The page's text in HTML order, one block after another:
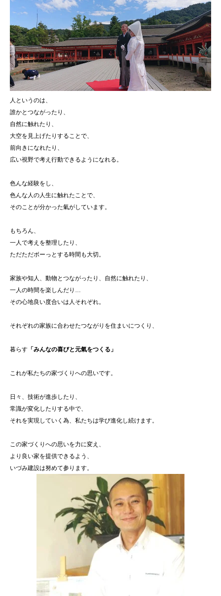
人というのは、
誰かとつながったり、
自然に触れたり、
大空を見上げたりすることで、
前向きになれたり、
広い視野で考え行動できるようになれる。
色んな経験をし、
色んな人の人生に触れたことで、
そのことが分かった氣がしています。
もちろん、
一人で考えを整理したり、
ただただボーっとする時間も大切。
家族や知人、動物とつながったり、自然に触れたり、
一人の時間を楽しんだり…
その心地良い度合いは人それぞれ。
それぞれの家族に合わせたつながりを住まいにつくり、
暮らす 「みんなの喜びと元氣をつくる」
これが私たちの家づくりへの思いです。
日々、技術が進歩したり、
常識が変化したりする中で、
それを実現していく為、私たちは学び進化し続けます。
この家づくりへの思いを力に変え、
より良い家を提供できるよう、
いづみ建設は努めて参ります。